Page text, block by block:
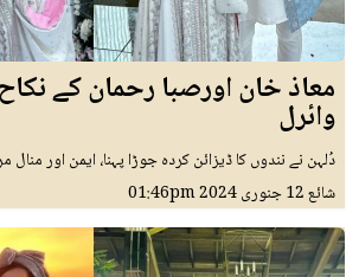
معاذ خان اورصبا رحمان کے
وائرل
دُلہن نے نندوں کا ڈیزائن کردہ جوڑا پہنا، ایمن اور منال
شائع12 جنوری 2024 01:46pm